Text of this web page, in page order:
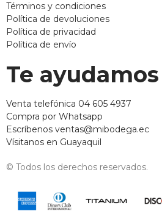
Términos y condiciones
Política de devoluciones
Política de privacidad
Política de envío
Te ayudamos
Venta telefónica 04 605 4937
Compra por Whatsapp
Escríbenos ventas@mibodega.ec
Vísitanos en Guayaquil
© Todos los derechos reservados.